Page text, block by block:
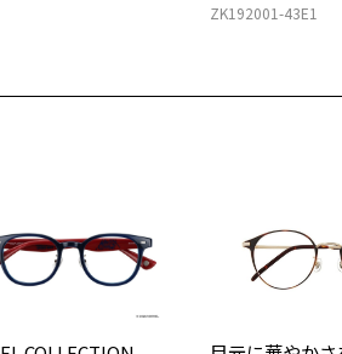
ZK192001-43E1